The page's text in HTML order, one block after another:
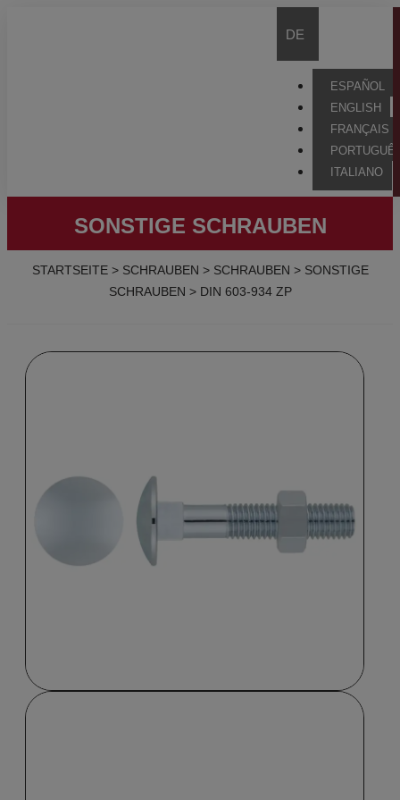
DE
ESPAÑOL
ENGLISH
FRANÇAIS
ITALIANO
SONSTIGE SCHRAUBEN
STARTSEITE> SCHRAUBEN > SCHRAUBEN > SONSTIGE
SCHRAUBEN > DIN 603-934 ZP